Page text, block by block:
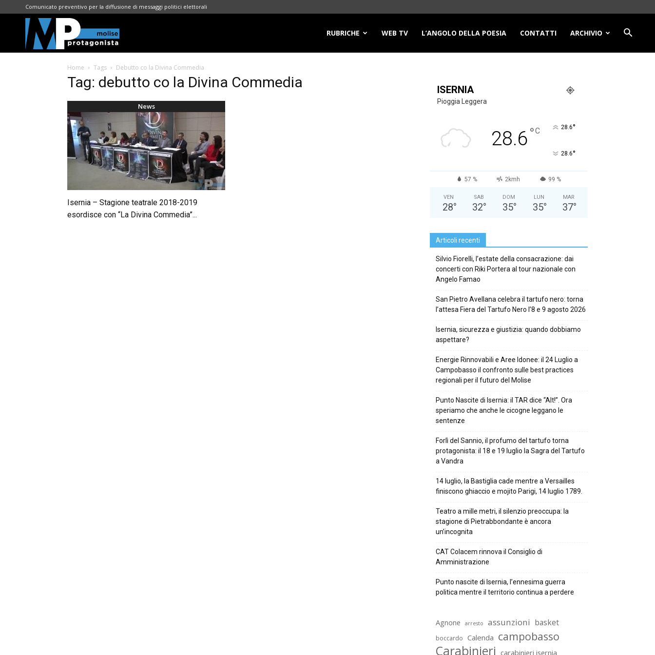
Comunicato preventivo per la diffusione di messaggi politici elettorali
Protagonista
RUBRICHE WEB TV L’ANGOLO DELLA POESIA CONTATTI ARCHIVIO
Home Tags Debutto co la Divina Commedia
Tag: debutto co la Divina Commedia
News
Isernia – Stagione teatrale 2018-2019
esordisce con “La Divina Commedia”...
ISERNIA
Pioggia Leggera
28.6°C 28.6°
28.6°
57 % 2kmh 99 %
VEN
28°
SAB
32°
DOM
35°
LUN
35°
MAR
37°
Articoli recenti
Silvio Fiorelli, l’estate della consacrazione: dai
concerti con Riki Portera al tour nazionale con
Angelo Famao
San Pietro Avellana celebra il tartufo nero: torna
l’attesa Fiera del Tartufo Nero l’8 e 9 agosto 2026
Isernia, sicurezza e giustizia: quando dobbiamo
aspettare?
Energie Rinnovabili e Aree Idonee: il 24 Luglio a
Campobasso il confronto sulle best practices
regionali per il futuro del Molise
Punto Nascite di Isernia: il TAR dice “Alt!”. Ora
speriamo che anche le cicogne leggano le
sentenze
Forlì del Sannio, il profumo del tartufo torna
protagonista: il 18 e 19 luglio la Sagra del Tartufo
a Vandra
14 luglio, la Bastiglia cade mentre a Versailles
finiscono ghiaccio e mojito Parigi, 14 luglio 1789.
Teatro a mille metri, il silenzio preoccupa: la
stagione di Pietrabbondante è ancora
un’incognita
CAT Colacem rinnova il Consiglio di
Amministrazione
Punto nascite di Isernia, l’ennesima guerra
politica mentre il territorio continua a perdere
Agnone arresto assunzioni basket
boccardo Calenda campobasso
Carabinieri carabinieri isernia